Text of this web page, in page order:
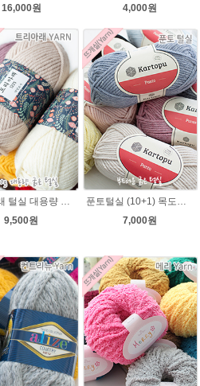
16,000원
4,000원
트리아래 털실 대용량 굵은실 가볍고 부드러운겨울 뜨개실 목도리실
9,500원
푼토털실 (10+1) 목도리 푼토뜨개실 부드러운실
7,000원